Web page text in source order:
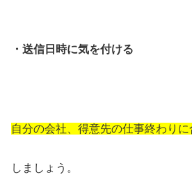
・送信日時に気を付ける
自分の会社、得意先の仕事終わりに
しましょう。